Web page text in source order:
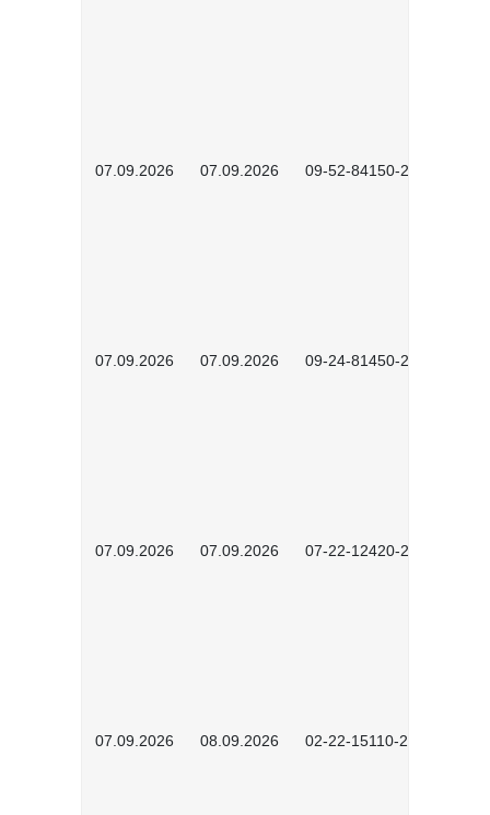
07.09.2026 07.09.2026 09-52-84150-2603
07.09.2026 07.09.2026 09-24-81450-2602
07.09.2026 07.09.2026 07-22-12420-2601
07.09.2026 08.09.2026 02-22-15110-2502